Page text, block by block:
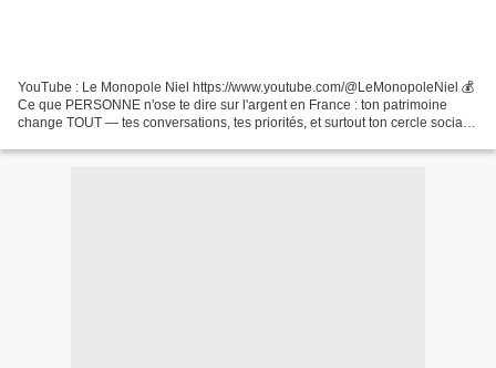
YouTube : Le Monopole Niel https://www.youtube.com/@LeMonopoleNiel 💰
Ce que PERSONNE n'ose te dire sur l'argent en France : ton patrimoine
change TOUT — tes conversations, tes priorités, et surtout ton cercle social.